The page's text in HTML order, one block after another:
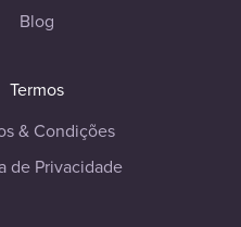
Blog
Termos
& Condições
de Privacidade